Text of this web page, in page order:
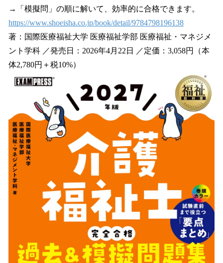
→「模擬問」の順に解いて、効率的に合格できます。
https://www.shoeisha.co.jp/book/detail/9784798196138
著：国際医療福祉大学 医療福祉学部 医療福祉・マネジメ
ント学科 ／発売日：2026年4月22日 ／定価：3,058円（本
体2,780円＋税10%）